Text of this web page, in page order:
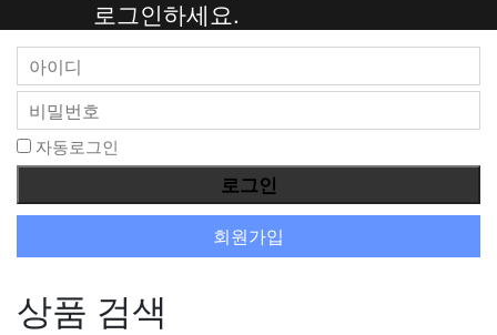
로
그
인
로그인하세요.
자동로그인
회원가입
상품 검색